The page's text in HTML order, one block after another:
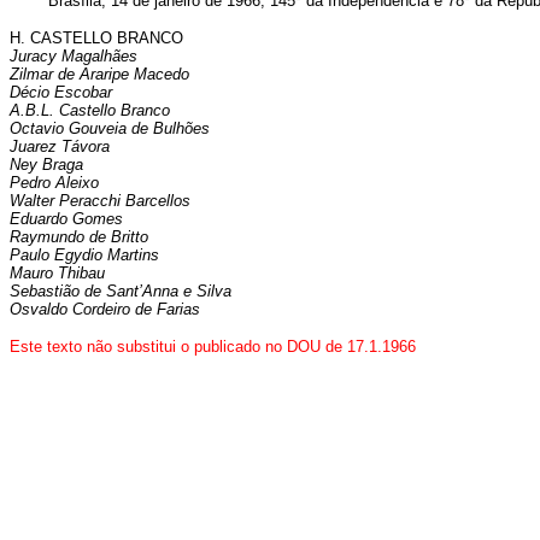
H. CASTELLO BRANCO
Juracy Magalhães
Zilmar de Araripe Macedo
Décio Escobar
A.B.L. Castello Branco
Octavio Gouveia de Bulhões
Juarez Távora
Ney Braga
Pedro Aleixo
Walter Peracchi Barcellos
Eduardo Gomes
Raymundo de Britto
Paulo Egydio Martins
Mauro Thibau
Sebastião de Sant’Anna e Silva
Osvaldo Cordeiro de Farias
Este texto não substitui o publicado no DOU de 17.1.1966